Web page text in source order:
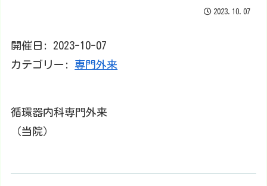
2023.10.07
開催日: 2023-10-07
カテゴリー: 専門外来
循環器内科専門外来
（当院）